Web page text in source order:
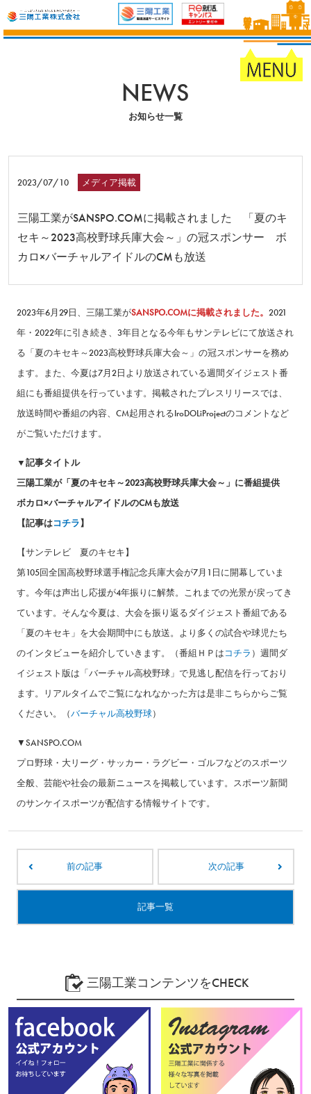
NEWS
お知らせ一覧
三陽工業がSANSPO.COMに掲載されました 「夏のキ
セキ～2023高校野球兵庫大会～」の冠スポンサー ボ
カロ×バーチャルアイドルのCMも放送
2023/07/10 メディア掲載
2023年6月29日、三陽工業がSANSPO.COMに掲載されました。 2021
年・2022年に引き続き、3年目となる今年もサンテレビにて放送され
る「夏のキセキ～2023高校野球兵庫大会～」の冠スポンサーを務め
ます。また、今夏は7月2日より放送されている週間ダイジェスト番
組にも番組提供を行っています。掲載されたプレスリリースでは、
放送時間や番組の内容、CM起用されるIroDOLiProjectのコメントなど
がご覧いただけます。
▼記事タイトル
三陽工業が「夏のキセキ～2023高校野球兵庫大会～」に番組提供
ボカロ×バーチャルアイドルのCMも放送
【記事はコチラ】
【サンテレビ 夏のキセキ】
第105回全国高校野球選手権記念兵庫大会が7月1日に開幕していま
す。今年は声出し応援が4年振りに解禁。これまでの光景が戻ってき
ています。そんな今夏は、大会を振り返るダイジェスト番組である
「夏のキセキ」を大会期間中にも放送。より多くの試合や球児たち
のインタビューを紹介していきます。（番組ＨＰはコチラ ）週間ダ
イジェスト版は「バーチャル高校野球」で見逃し配信を行っており
ます。リアルタイムでご覧になれなかった方は是非こちらからご覧
ください。（バーチャル高校野球）
▼SANSPO.COM
プロ野球・大リーグ・サッカー・ラグビー・ゴルフなどのスポーツ
全般、芸能や社会の最新ニュースを掲載しています。スポーツ新聞
のサンケイスポーツが配信する情報サイトです。
前の記事 次の記事
記事一覧
三陽工業コンテンツをCHECK